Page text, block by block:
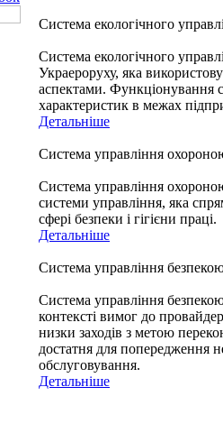
Система екологічного
Система екологічного
Украероруху, яка
аспектами. Функціонування
характеристик в межах
Детальніше
Система управління
Система управління
системи управління, яка
сфері безпеки і гігієни праці.
Детальніше
Система управління
Система управління
контексті вимог до
низки заходів з метою
достатня для попередження
обслуговування.
Детальніше